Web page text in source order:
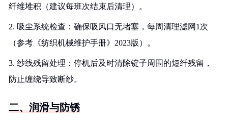
纤维堆积（建议每班次结束后清理）。
2. 吸尘系统检查：确保吸风口无堵塞，每周清理滤网1次
（参考《纺织机械维护手册》2023版）。
3. 纱线残留处理：停机后及时清除锭子周围的短纤残留，
防止缠绕导致断纱。
二、润滑与防锈